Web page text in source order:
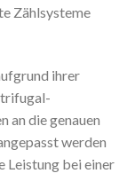
Zählsysteme
ihrer
an die genauen
werden
Leistung bei einer